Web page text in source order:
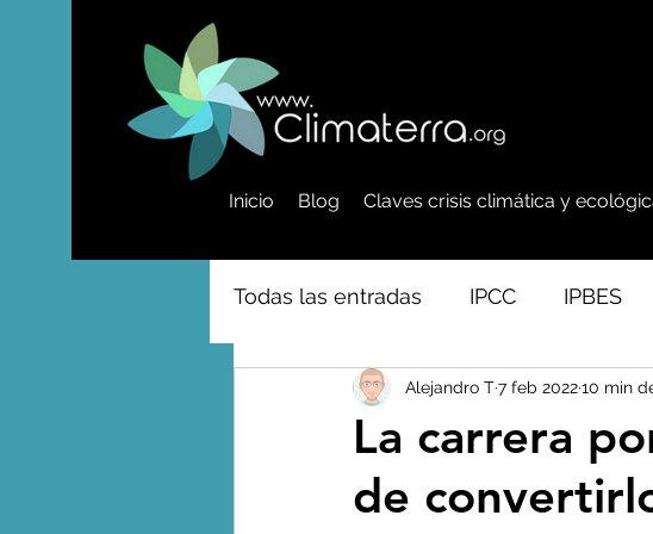
Inicio Blog Claves crisis climática y
Todas las entradas IPCC IPBES
Activismo - Greta - Científicos
Amazonas - Selvas tropicales - Bosq
La carrera
de
Alejandro T7 feb 202210 min